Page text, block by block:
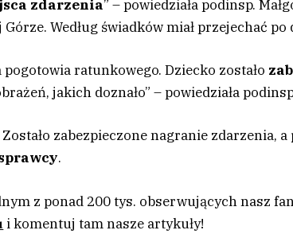
zdarzenia” – powiedziała podinsp.
Według świadków miał przejechać po
ratunkowego. Dziecko zostało
jakich doznało” – powiedziała
zabezpieczone nagranie zdarzenia, a
.
z ponad 200 tys. obserwujących nasz
i komentuj tam nasze artykuły!